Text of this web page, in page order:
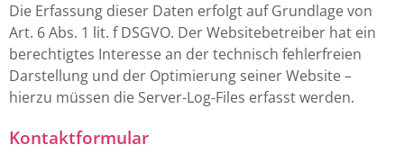
Die Erfassung dieser Daten erfolgt auf Grundlage von
Art. 6 Abs. 1 lit. f DSGVO. Der Websitebetreiber hat ein
berechtigtes Interesse an der technisch fehlerfreien
Darstellung und der Optimierung seiner Website –
hierzu müssen die Server-Log-Files erfasst werden.
Kontaktformular